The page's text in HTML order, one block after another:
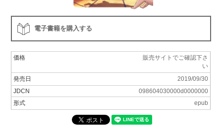
電子書籍を購入する
価格
販売サイトでご確認下さ
い
発売日
2019/09/30
JDCN
098604030000d0000000
形式
epub